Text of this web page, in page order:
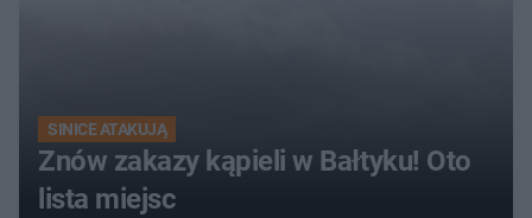
SINICE ATAKUJĄ
Znów zakazy kąpieli w Bałtyku! Oto
lista miejsc